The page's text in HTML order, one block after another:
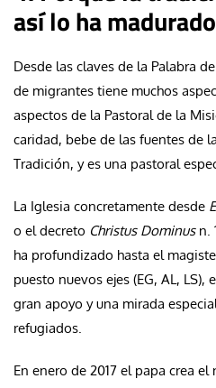
así lo ha madurado
Desde las claves de la Palabra
de migrantes tiene muchos
aspectos de la Pastoral de la
caridad, bebe de las fuentes de
Tradición, y es una pastoral
La Iglesia concretamente desde
o el decreto Christus Dominusn.
ha profundizado hasta el
puesto nuevos ejes (EG, AL,
gran apoyo y una mirada
refugiados.
En enero de 2017 el papa crea